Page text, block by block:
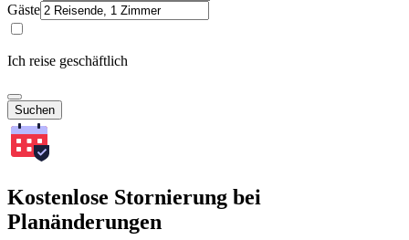
Gäste
Ich reise geschäftlich
Suchen
Kostenlose Stornierung bei
Planänderungen